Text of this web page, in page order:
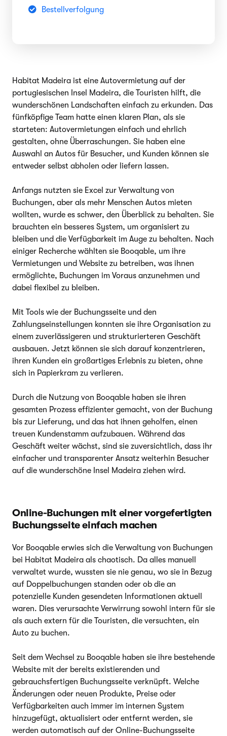
Bestellverfolgung
Habitat Madeira ist eine Autovermietung auf der
portugiesischen Insel Madeira, die Touristen hilft, die
wunderschönen Landschaften einfach zu erkunden. Das
fünfköpfige Team hatte einen klaren Plan, als sie
starteten: Autovermietungen einfach und ehrlich
gestalten, ohne Überraschungen. Sie haben eine
Auswahl an Autos für Besucher, und Kunden können sie
entweder selbst abholen oder liefern lassen.
Anfangs nutzten sie Excel zur Verwaltung von
Buchungen, aber als mehr Menschen Autos mieten
wollten, wurde es schwer, den Überblick zu behalten. Sie
brauchten ein besseres System, um organisiert zu
bleiben und die Verfügbarkeit im Auge zu behalten. Nach
einiger Recherche wählten sie Booqable, um ihre
Vermietungen und Website zu betreiben, was ihnen
ermöglichte, Buchungen im Voraus anzunehmen und
dabei flexibel zu bleiben.
Mit Tools wie der Buchungsseite und den
Zahlungseinstellungen konnten sie ihre Organisation zu
einem zuverlässigeren und strukturierteren Geschäft
ausbauen. Jetzt können sie sich darauf konzentrieren,
ihren Kunden ein großartiges Erlebnis zu bieten, ohne
sich in Papierkram zu verlieren.
Durch die Nutzung von Booqable haben sie ihren
gesamten Prozess effizienter gemacht, von der Buchung
bis zur Lieferung, und das hat ihnen geholfen, einen
treuen Kundenstamm aufzubauen. Während das
Geschäft weiter wächst, sind sie zuversichtlich, dass ihr
einfacher und transparenter Ansatz weiterhin Besucher
auf die wunderschöne Insel Madeira ziehen wird.
Online-Buchungen mit einer vorgefertigten
Buchungsseite einfach machen
Vor Booqable erwies sich die Verwaltung von Buchungen
bei Habitat Madeira als chaotisch. Da alles manuell
verwaltet wurde, wussten sie nie genau, wo sie in Bezug
auf Doppelbuchungen standen oder ob die an
potenzielle Kunden gesendeten Informationen aktuell
waren. Dies verursachte Verwirrung sowohl intern für sie
als auch extern für die Touristen, die versuchten, ein
Auto zu buchen.
Seit dem Wechsel zu Booqable haben sie ihre bestehende
Website mit der bereits existierenden und
gebrauchsfertigen Buchungsseite verknüpft. Welche
Änderungen oder neuen Produkte, Preise oder
Verfügbarkeiten auch immer im internen System
hinzugefügt, aktualisiert oder entfernt werden, sie
werden automatisch auf der Online-Buchungsseite